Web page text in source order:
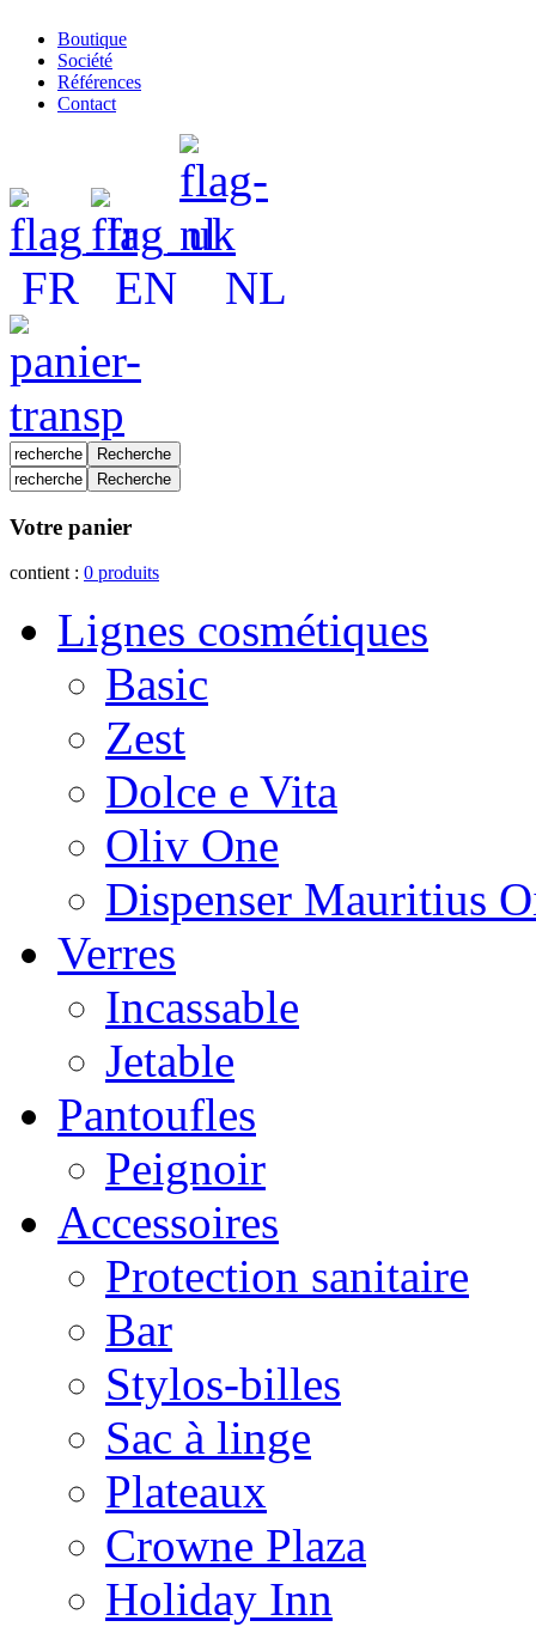
Boutique
Société
Références
Contact
FR EN NL
Votre panier
contient : 0 produits
Lignes cosmétiques
Basic
Zest
Dolce e Vita
Oliv One
Dispenser Mauritius
Verres
Incassable
Jetable
Pantoufles
Peignoir
Accessoires
Protection sanitaire
Bar
Stylos-billes
Sac à linge
Plateaux
Crowne Plaza
Holiday Inn